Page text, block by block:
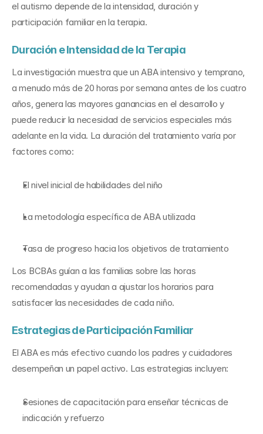
el autismo depende de la intensidad, duración y
participación familiar en la terapia.
Duración e Intensidad de la Terapia
La investigación muestra que un ABA intensivo y temprano,
a menudo más de 20 horas por semana antes de los cuatro
años, genera las mayores ganancias en el desarrollo y
puede reducir la necesidad de servicios especiales más
adelante en la vida. La duración del tratamiento varía por
factores como:
El nivel inicial de habilidades del niño
La metodología específica de ABA utilizada
Tasa de progreso hacia los objetivos de tratamiento
Los BCBAs guían a las familias sobre las horas
recomendadas y ayudan a ajustar los horarios para
satisfacer las necesidades de cada niño.
Estrategias de Participación Familiar
El ABA es más efectivo cuando los padres y cuidadores
desempeñan un papel activo. Las estrategias incluyen:
Sesiones de capacitación para enseñar técnicas de
indicación y refuerzo